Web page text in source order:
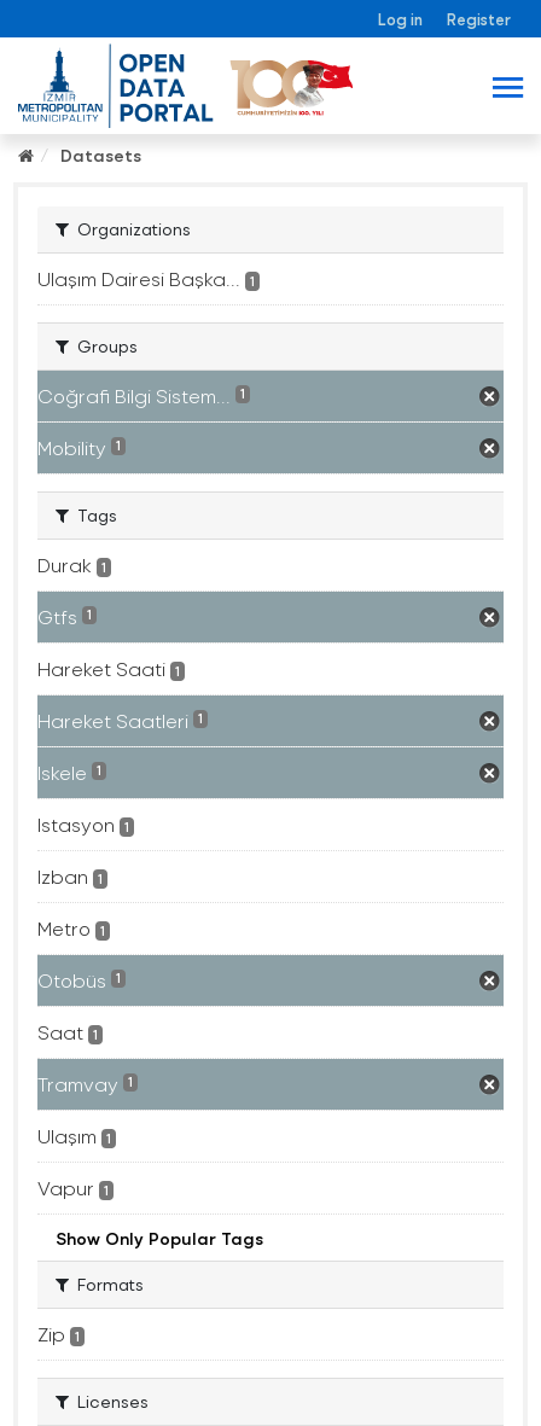
Log in Register
Datasets
Organizations
Ulaşım Dairesi Başka... 1
Groups
Coğrafi Bilgi Sistem... 1
Mobility 1
Tags
Durak 1
Gtfs 1
Hareket Saati 1
Hareket Saatleri 1
Iskele 1
Istasyon 1
Izban 1
Metro 1
Otobüs 1
Saat 1
Tramvay 1
Ulaşım 1
Vapur 1
Show Only Popular Tags
Formats
Zip 1
Licenses